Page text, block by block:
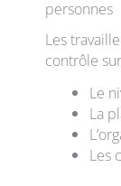
personnes
Les
contrôle
Le
La
Les